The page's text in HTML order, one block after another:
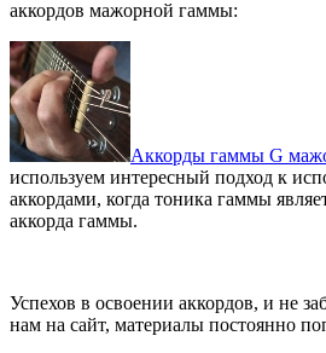
аккордов мажорной гаммы:
Аккорды гаммы G
используем интересный подход к
аккордами, когда тоника гаммы
аккорда гаммы.
Успехов в освоении аккордов, и не
нам на сайт, материалы постоянно